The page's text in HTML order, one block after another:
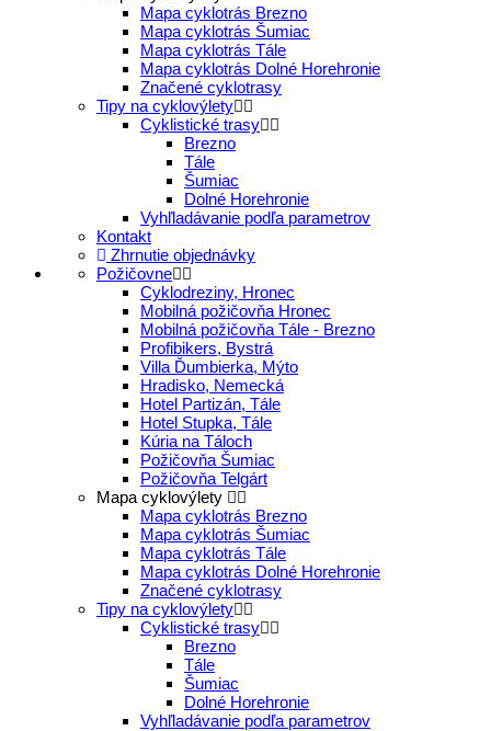
Mapa cyklotrás Brezno
Mapa cyklotrás Šumiac
Mapa cyklotrás Tále
Mapa cyklotrás Dolné Horehronie
Značené cyklotrasy
Tipy na cyklovýlety
Cyklistické trasy
Brezno
Tále
Šumiac
Dolné Horehronie
Vyhľladávanie podľa parametrov
Kontakt
Zhrnutie objednávky
Požičovne
Cyklodreziny, Hronec
Mobilná požičovňa Hronec
Mobilná požičovňa Tále - Brezno
Profibikers, Bystrá
Villa Ďumbierka, Mýto
Hradisko, Nemecká
Hotel Partizán, Tále
Hotel Stupka, Tále
Kúria na Táloch
Požičovňa Šumiac
Požičovňa Telgárt
Mapa cyklovýlety
Mapa cyklotrás Brezno
Mapa cyklotrás Šumiac
Mapa cyklotrás Tále
Mapa cyklotrás Dolné Horehronie
Značené cyklotrasy
Tipy na cyklovýlety
Cyklistické trasy
Brezno
Tále
Šumiac
Dolné Horehronie
Vyhľladávanie podľa parametrov